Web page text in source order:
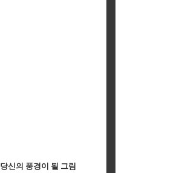
당신의 풍경이 될 그림